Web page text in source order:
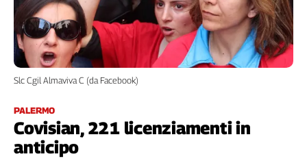
Diritti
Welfare
Italia
Internazionale
Culture
Categorie
Filcams
Filctem
PALERMO
Covisian, 221 licenziamenti in
anticipo
Slc Cgil Almaviva C (da Facebook)